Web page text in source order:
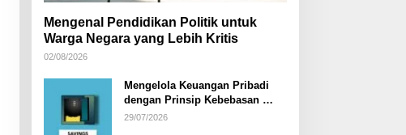
Mengenal Pendidikan Politik untuk
Warga Negara yang Lebih Kritis
02/08/2026
Mengelola Keuangan Pribadi
dengan Prinsip Kebebasan
Finansial
29/07/2026